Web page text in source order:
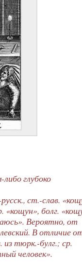
глубоко
ст.-слав.
«кощун», болг.
Вероятно, от
В отличие
тюрк.-булг.; ср.
человек».